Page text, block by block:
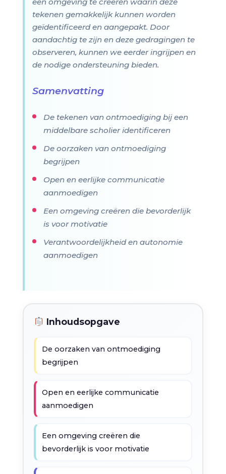
tekenen gemakkelijk kunnen worden
geïdentificeerd en aangepakt. Door
aandachtig te zijn en deze gedragingen te
observeren, kunnen we eerder ingrijpen en
de nodige ondersteuning bieden.
Samenvatting
De tekenen van ontmoediging bij een
middelbare scholier identificeren
De oorzaken van ontmoediging
begrijpen
Open en eerlijke communicatie
aanmoedigen
Een omgeving creëren die bevorderlijk
is voor motivatie
Verantwoordelijkheid en autonomie
aanmoedigen
Inhoudsopgave
De oorzaken van ontmoediging
begrijpen
Open en eerlijke communicatie
aanmoedigen
Een omgeving creëren die
bevorderlijk is voor motivatie